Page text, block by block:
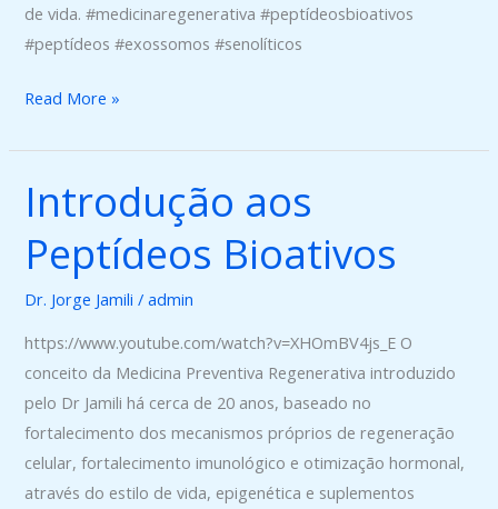
de vida. #medicinaregenerativa #peptídeosbioativos
#peptídeos #exossomos #senolíticos
Read More »
Introdução aos
Peptídeos Bioativos
Dr. Jorge Jamili /admin
https://www.youtube.com/watch?v=XHOmBV4js_E O
conceito da Medicina Preventiva Regenerativa introduzido
pelo Dr Jamili há cerca de 20 anos, baseado no
fortalecimento dos mecanismos próprios de regeneração
celular, fortalecimento imunológico e otimização hormonal,
através do estilo de vida, epigenética e suplementos
Introdução
aos
Peptídeos
Bioativos